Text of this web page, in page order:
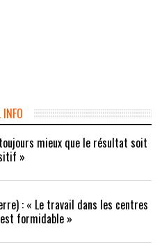
INFO
mieux que le résultat soit
»
: « Le travail dans les centres
formidable »